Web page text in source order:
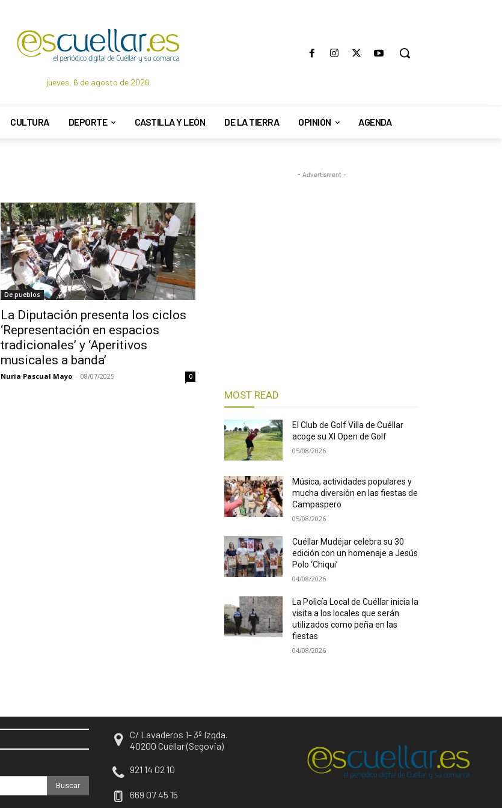
jueves, 6 de agosto de 2026
CULTURA DEPORTE CASTILLA Y LEÓN DE LA TIERRA OPINIÓN AGENDA
De pueblos
La Diputación presenta los ciclos
‘Representación en espacios
tradicionales’ y ‘Aperitivos
musicales a banda’
Nuria Pascual Mayo - 08/07/2025 0
- Advertisment -
MOST READ
El Club de Golf Villa de Cuéllar
acoge su XI Open de Golf
05/08/2026
Música, actividades populares y
mucha diversión en las fiestas de
Campaspero
05/08/2026
Cuéllar Mudéjar celebra su 30
edición con un homenaje a Jesús
Polo ‘Chiqui’
04/08/2026
La Policía Local de Cuéllar inicia la
visita a los locales que serán
utilizados como peña en las
fiestas
04/08/2026
Buscar
C/ Lavaderos 1- 3º Izqda.
40200 Cuéllar (Segovia)
921 14 02 10
669 07 45 15